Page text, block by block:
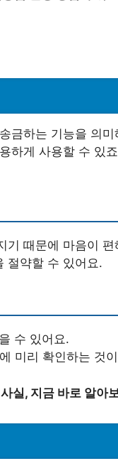
금하는 기능을 의
하게 사용할 수 있
기 때문에 마음이 편
절약할 수 있어요.
수 있어요.
미리 확인하는 것
실, 지금 바로 알아